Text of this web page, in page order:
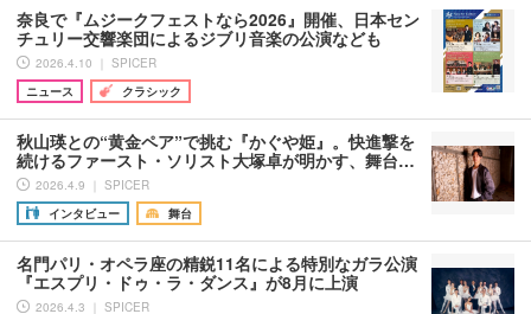
奈良で『ムジークフェストなら2026』開催、日本セン
チュリー交響楽団によるジブリ音楽の公演なども
2026.4.10 ｜ SPICER
ニュース
クラシック
秋山瑛との“黄金ペア”で挑む『かぐや姫』。快進撃を
続けるファースト・ソリスト大塚卓が明かす、舞台…
2026.4.9 ｜ SPICER
インタビュー
舞台
名門パリ・オペラ座の精鋭11名による特別なガラ公演
『エスプリ・ドゥ・ラ・ダンス』が8月に上演
2026.4.3 ｜ SPICER